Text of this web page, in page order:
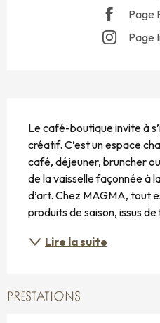
Page
Page
Le café-boutique invite à
créatif. C’est un espace
café, déjeuner, bruncher
de la vaisselle façonnée à
d’art. Chez MAGMA, tout
produits de saison, issus de
Lire la suite
PRESTATIONS